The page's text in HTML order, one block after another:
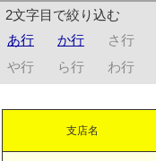
2文字目で絞り込む
あ行 か行 さ行
や行
ら行 わ行
支店名